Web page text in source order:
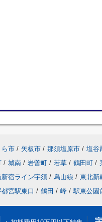
ら市 / 矢板市 / 那須塩原市 / 塩谷
/ 城南 / 岩曽町 / 若草 / 鶴田町 /
新宿ライン宇須 / 烏山線 / 東北新
都宮駅東口 / 鶴田 / 峰 / 駅東公園